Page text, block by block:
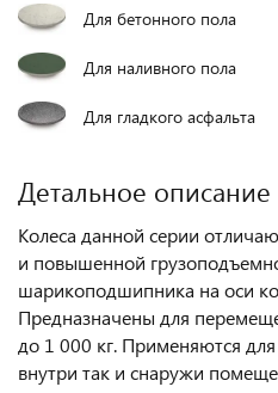
Для бетонного пола
Для наливного пола
Для гладкого асфальта
Детальное описание
Колеса данной серии
и повышенной
шарикоподшипника на оси
Предназначены для
до 1 000 кг. Применяются для
внутри так и снаружи